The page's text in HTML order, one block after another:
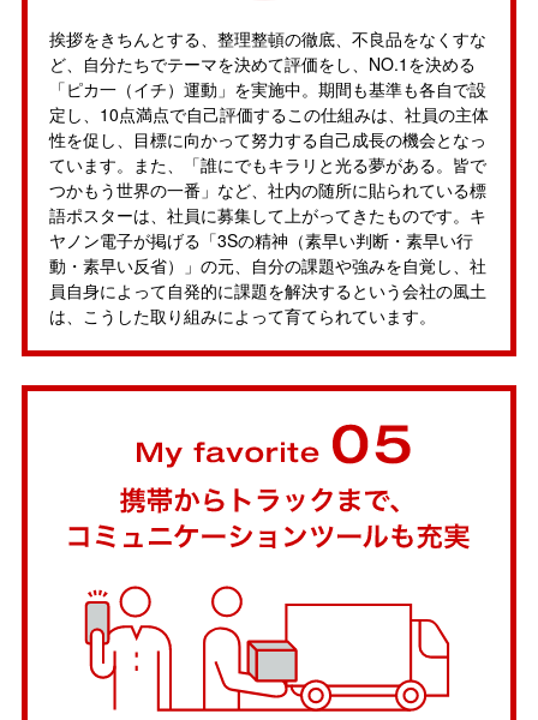
挨拶をきちんとする、整理整頓の徹底、不良品をなくすな
ど、自分たちでテーマを決めて評価をし、NO.1を決める
「ピカ一（イチ）運動」を実施中。期間も基準も各自で設
定し、10点満点で自己評価するこの仕組みは、社員の主体
性を促し、目標に向かって努力する自己成長の機会となっ
ています。また、「誰にでもキラリと光る夢がある。皆で
つかもう世界の一番」など、社内の随所に貼られている標
語ポスターは、社員に募集して上がってきたものです。キ
ヤノン電子が掲げる「3Sの精神（素早い判断・素早い行
動・素早い反省）」の元、自分の課題や強みを自覚し、社
員自身によって自発的に課題を解決するという会社の風土
は、こうした取り組みによって育てられています。